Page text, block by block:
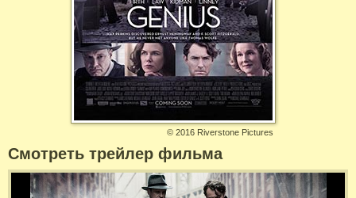
© 2016 Riverstone Pictures
Смотреть трейлер фильма